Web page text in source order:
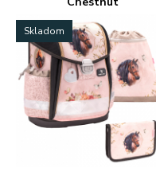
Skladom